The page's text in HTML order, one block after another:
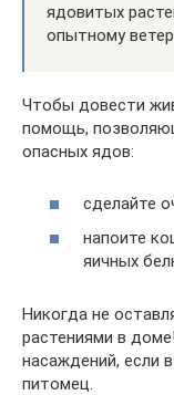
ядовитых
опытному
Чтобы довести
помощь,
опасных ядов:
сделайте
напоите
яичных
Никогда не
растениями в
насаждений, если
питомец.